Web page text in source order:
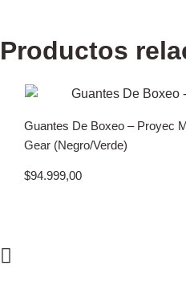
Productos
Guantes De Boxeo – Proyec
Gear (Negro/Verde)
$94.999,00